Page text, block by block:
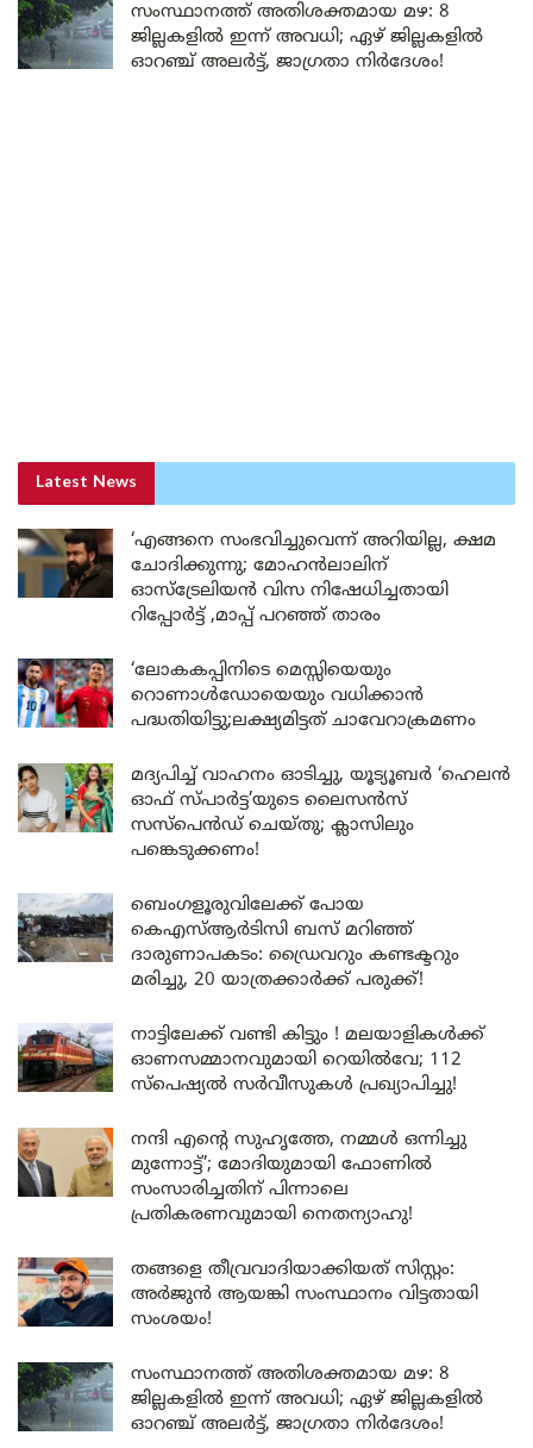
സംസ്ഥാനത്ത് അതിശക്തമായ മഴ: 8
ജില്ലകളിൽ ഇന്ന് അവധി; ഏഴ് ജില്ലകളിൽ
ഓറഞ്ച് അലർട്ട്, ജാഗ്രതാ നിർദേശം!
Latest News
‘എങ്ങനെ സംഭവിച്ചുവെന്ന് അറിയില്ല, ക്ഷമ
ചോദിക്കുന്നു; മോഹൻലാലിന്
ഓസ്ട്രേലിയൻ വിസ നിഷേധിച്ചതായി
റിപ്പോർട്ട് ,മാപ്പ് പറഞ്ഞ് താരം
‘ലോകകപ്പിനിടെ മെസ്സിയെയും
റൊണാൾഡോയെയും വധിക്കാൻ
പദ്ധതിയിട്ടു;ലക്ഷ്യമിട്ടത് ചാവേറാക്രമണം
മദ്യപിച്ച് വാഹനം ഓടിച്ചു, യൂട്യൂബർ ‘ഹെലൻ
ഓഫ് സ്പാർട്ട’യുടെ ലൈസൻസ്
സസ്പെൻഡ് ചെയ്തു; ക്ലാസിലും
പങ്കെടുക്കണം!
ബെംഗളൂരുവിലേക്ക് പോയ
കെഎസ്ആർടിസി ബസ് മറിഞ്ഞ്
ദാരുണാപകടം: ഡ്രൈവറും കണ്ടക്ടറും
മരിച്ചു, 20 യാത്രക്കാർക്ക് പരുക്ക്!
നാട്ടിലേക്ക് വണ്ടി കിട്ടും ! മലയാളികൾക്ക്
ഓണസമ്മാനവുമായി റെയിൽവേ; 112
സ്പെഷ്യൽ സർവീസുകൾ പ്രഖ്യാപിച്ചു!
നന്ദി എൻ്റെ സുഹൃത്തേ, നമ്മൾ ഒന്നിച്ചു
മുന്നോട്ട്’; മോദിയുമായി ഫോണിൽ
സംസാരിച്ചതിന് പിന്നാലെ
പ്രതികരണവുമായി നെതന്യാഹു!
തങ്ങളെ തീവ്രവാദിയാക്കിയത് സിസ്റ്റം:
അർജുൻ ആയങ്കി സംസ്ഥാനം വിട്ടതായി
സംശയം!
സംസ്ഥാനത്ത് അതിശക്തമായ മഴ: 8
ജില്ലകളിൽ ഇന്ന് അവധി; ഏഴ് ജില്ലകളിൽ
ഓറഞ്ച് അലർട്ട്, ജാഗ്രതാ നിർദേശം!